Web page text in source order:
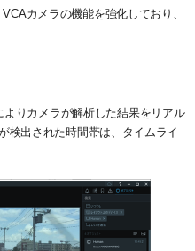
カメラの機能を強化しており、
りカメラが解析した結果をリアル
検出された時間帯は、タイムライ